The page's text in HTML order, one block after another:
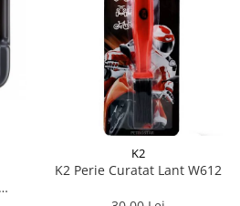
K2
K2 Perie Curatat Lant W612